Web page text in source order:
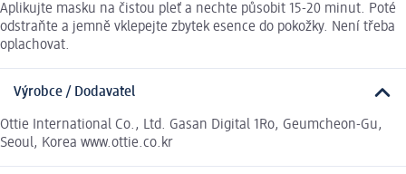
Aplikujte masku na čistou pleť a nechte působit 15-20 minut. Poté
odstraňte a jemně vklepejte zbytek esence do pokožky. Není třeba
oplachovat.
Výrobce / Dodavatel
Ottie International Co., Ltd. Gasan Digital 1Ro, Geumcheon-Gu,
Seoul, Korea www.ottie.co.kr